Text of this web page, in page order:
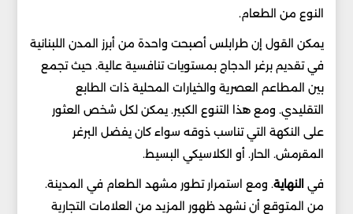
النوع من الطعام.
يمكن القول إن طرابلس أصبحت واحدة من أبرز المدن اللبنانية
في تقديم برغر الدجاج بمستويات تنافسية عالية. حيث تجمع
بين المطاعم العصرية والخيارات المحلية ذات الطابع
التقليدي. ومع هذا التنوع الكبير. يمكن لكل شخص العثور
على النكهة التي تناسب ذوقه سواء كان يفضل البرغر
المقرمش. الحار. أو الكلاسيكي البسيط.
في النهاية. ومع استمرار تطور مشهد الطعام في المدينة.
من المتوقع أن نشهد ظهور المزيد من العلامات التجارية